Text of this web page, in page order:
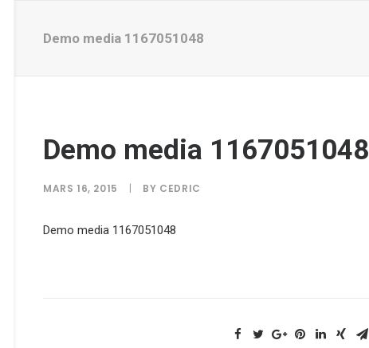
Demo media 1167051048
Demo media 1167051048
MARS 16, 2015 | BY CEDRIC
Demo media 1167051048